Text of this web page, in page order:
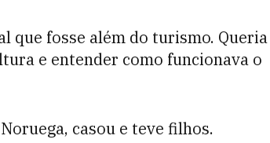
que fosse além do turismo. Queria
e entender como funcionava o
casou e teve filhos.